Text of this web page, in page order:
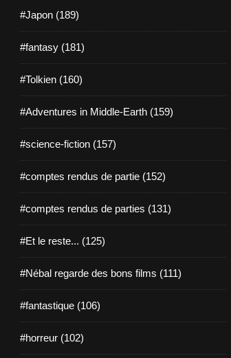
#Japon (189)
#fantasy (181)
#Tolkien (160)
#Adventures in Middle-Earth (159)
#science-fiction (157)
#comptes rendus de partie (152)
#comptes rendus de parties (131)
#Et le reste... (125)
#Nébal regarde des bons films (111)
#fantastique (106)
#horreur (102)